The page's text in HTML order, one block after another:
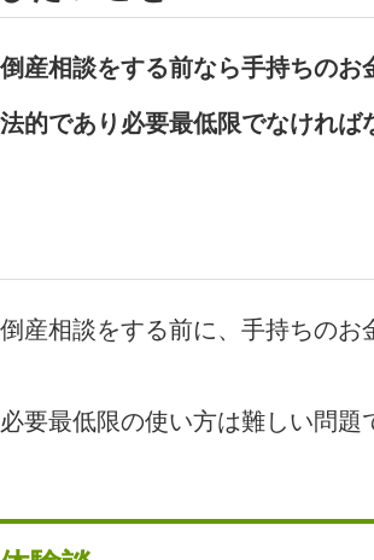
産相談をする前なら手持ちのお
的であり必要最低限でなければ
産相談をする前に、手持ちのお
要最低限の使い方は難しい問題